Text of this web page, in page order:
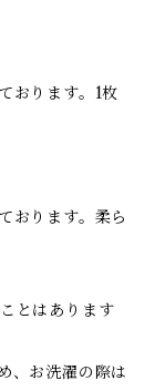
おります。1枚
おります。柔ら
とはあります
、お洗濯の際は